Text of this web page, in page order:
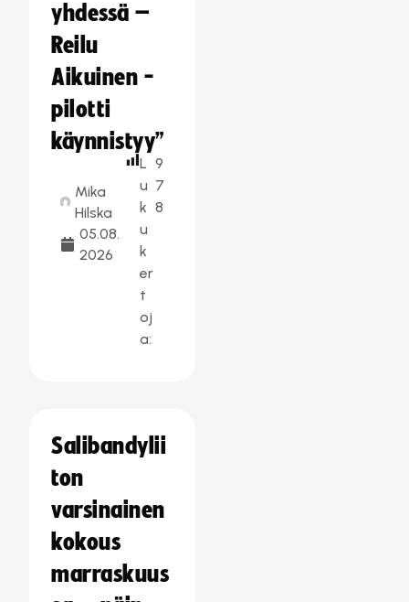
yhdessä –
Reilu
Aikuinen -
pilotti
käynnistyy”
Mika
Hilska
05.08.
2026
L
u
k
u
k
er
t
oj
a:
9
7
8
Salibandylii
ton
varsinainen
kokous
marraskuus